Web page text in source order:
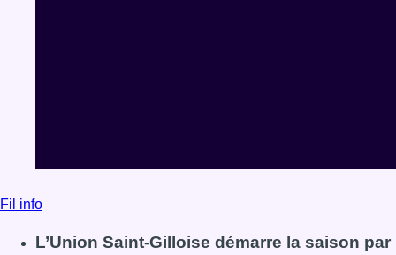
Fil info
L’Union Saint-Gilloise démarre la saison par